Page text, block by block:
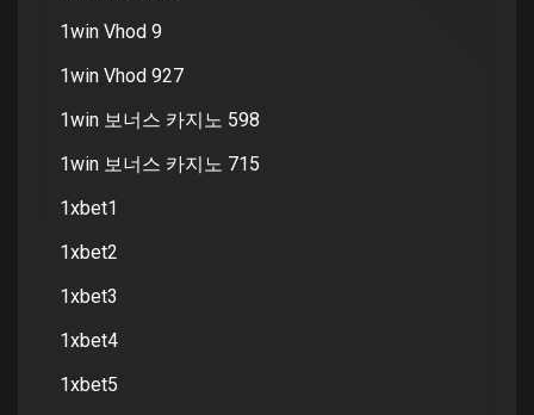
1win Vhod 9
1win Vhod 927
1win 보너스 카지노 598
1win 보너스 카지노 715
1xbet1
1xbet2
1xbet3
1xbet4
1xbet5